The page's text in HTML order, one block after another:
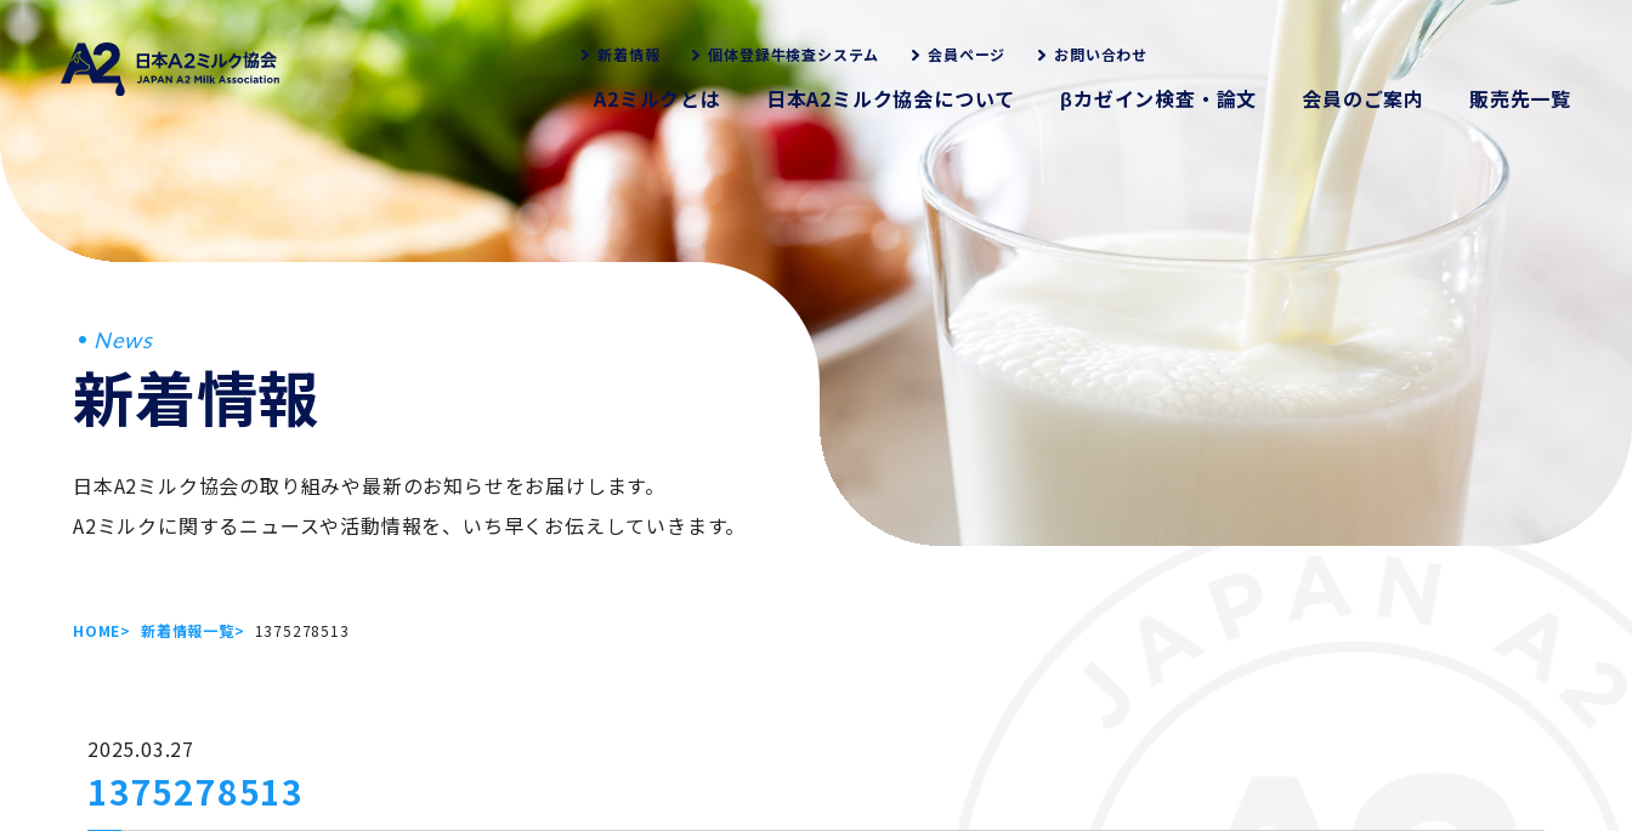
新着情報 個体登録牛検査システム 会員ページ お問い合わせ
A2ミルクとは 日本A2ミルク協会について βカゼイン検査・論文 会員のご案内 販売先一覧
News
新着情報
日本A2ミルク協会の取り組みや最新のお知らせをお届けします。
A2ミルクに関するニュースや活動情報を、いち早くお伝えしていきます。
HOME 新着情報一覧 1375278513
2025.03.27
1375278513